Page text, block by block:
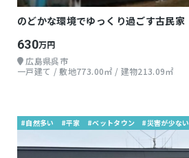
のどかな環境でゆっくり過ごす古民家
630万円
広島県呉市
一戸建て / 敷地773.00㎡ / 建物213.09㎡
#自然多い #平家 #ベットタウン #災害が少ない